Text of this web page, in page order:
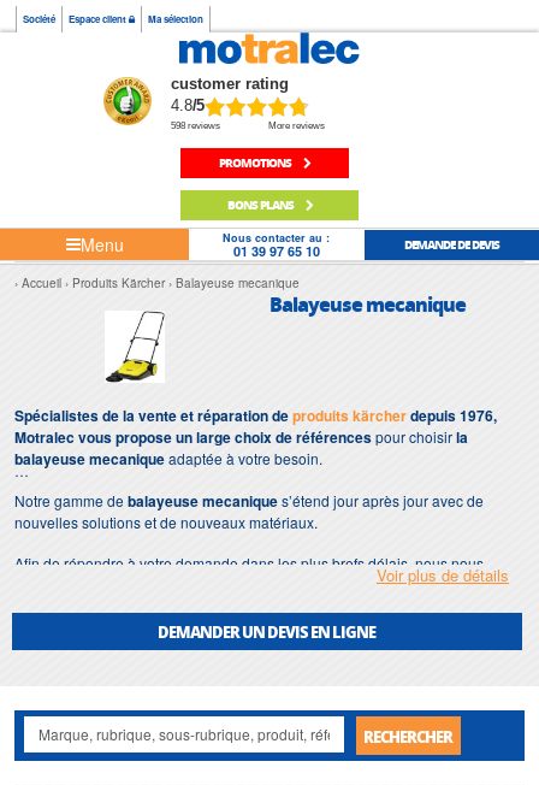
Société Espace client Ma sélection
customer rating
4.8/5
598 reviews More reviews
PROMOTIONS
BONS PLANS
Menu Nous contacter au :
01 39 97 65 10 DEMANDE DE DEVIS
Accueil Produits Kärcher Balayeuse mecanique
Balayeuse mecanique
Spécialistes de la vente et réparation deproduits kärcherdepuis 1976,
Motralec vous propose un large choix de référencespour choisirla
balayeuse mecaniqueadaptée à votre besoin.
Notre gamme debalayeuse mecaniques’étend jour après jour avec de
nouvelles solutions et de nouveaux matériaux.
Afin de répondre à votre demande dans les plus brefs délais, nous nous
balayeuse
Motralecmet également à votre disposition son service deréparationet
Nos interventions sur toute l'Ile de France suivant vos besoins et vos
contraintes sont un gage d'efficacité, et garantissent l'absence de perturbation
de vos installations debalayeuse mecanique.
Voir plus de détails
DEMANDER UN DEVIS EN LIGNE
RECHERCHER